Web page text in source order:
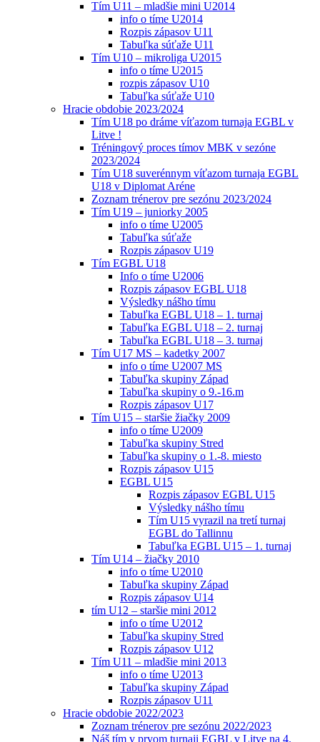
Tím U11 – mladšie mini U2014
info o tíme U2014
Rozpis zápasov U11
Tabuľka súťaže U11
Tím U10 – mikroliga U2015
info o tíme U2015
rozpis zápasov U10
Tabuľka súťaže U10
Hracie obdobie 2023/2024
Tím U18 po dráme víťazom turnaja EGBL v
Litve !
Tréningový proces tímov MBK v sezóne
2023/2024
Tím U18 suverénnym víťazom turnaja EGBL
U18 v Diplomat Aréne
Zoznam trénerov pre sezónu 2023/2024
Tím U19 – juniorky 2005
info o tíme U2005
Tabuľka súťaže
Rozpis zápasov U19
Tím EGBL U18
Info o tíme U2006
Rozpis zápasov EGBL U18
Výsledky nášho tímu
Tabuľka EGBL U18 – 1. turnaj
Tabuľka EGBL U18 – 2. turnaj
Tabuľka EGBL U18 – 3. turnaj
Tím U17 MS – kadetky 2007
info o tíme U2007 MS
Tabuľka skupiny Západ
Tabuľka skupiny o 9.-16.m
Rozpis zápasov U17
Tím U15 – staršie žiačky 2009
info o tíme U2009
Tabuľka skupiny Stred
Tabuľka skupiny o 1.-8. miesto
Rozpis zápasov U15
EGBL U15
Rozpis zápasov EGBL U15
Výsledky nášho tímu
Tím U15 vyrazil na tretí turnaj
EGBL do Tallinnu
Tabuľka EGBL U15 – 1. turnaj
Tím U14 – žiačky 2010
info o tíme U2010
Tabuľka skupiny Západ
Rozpis zápasov U14
tím U12 – staršie mini 2012
info o tíme U2012
Tabuľka skupiny Stred
Rozpis zápasov U12
Tím U11 – mladšie mini 2013
info o tíme U2013
Tabuľka skupiny Západ
Rozpis zápasov U11
Hracie obdobie 2022/2023
Zoznam trénerov pre sezónu 2022/2023
Náš tím v prvom turnaji EGBL v Litve na 4.